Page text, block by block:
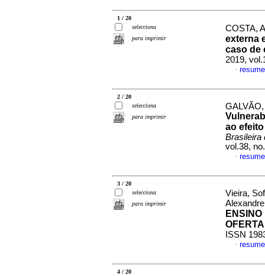
1 / 20
selecciona
para imprimir
COSTA,
externa
caso de
2019,
·
2 / 20
selecciona
para imprimir
ao
Brasileira
vol.38,
·
3 / 20
selecciona
para imprimir
Vieira,
ISSN
·
4 / 20